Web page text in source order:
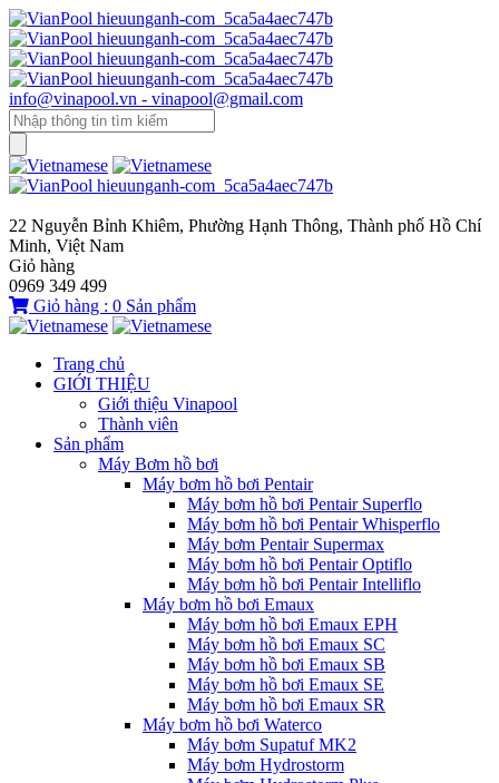
info@vinapool.vn - vinapool@gmail.com
22 Nguyễn Bỉnh Khiêm, Phường Hạnh Thông, Thành phố Hồ Chí
Minh, Việt Nam
Giỏ hàng
0969 349 499
Giỏ hàng : 0 Sản phẩm
Trang chủ
GIỚI THIỆU
Giới thiệu Vinapool
Thành viên
Sản phẩm
Máy Bơm hồ bơi
Máy bơm hồ bơi Pentair
Máy bơm hồ bơi Pentair Superflo
Máy bơm hồ bơi Pentair Whisperflo
Máy bơm Pentair Supermax
Máy bơm hồ bơi Pentair Optiflo
Máy bơm hồ bơi Pentair Intelliflo
Máy bơm hồ bơi Emaux
Máy bơm hồ bơi Emaux EPH
Máy bơm hồ bơi Emaux SC
Máy bơm hồ bơi Emaux SB
Máy bơm hồ bơi Emaux SE
Máy bơm hồ bơi Emaux SR
Máy bơm hồ bơi Waterco
Máy bơm Supatuf MK2
Máy bơm Hydrostorm